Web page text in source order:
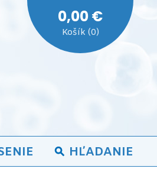
0,00 €
Košík (0)
HĽADANIE